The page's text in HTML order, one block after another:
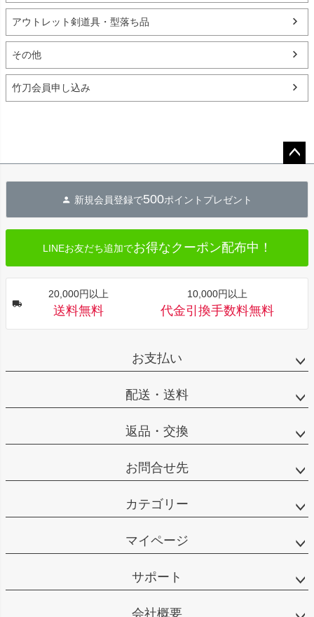
アウトレット剣道具・型落ち品
その他
竹刀会員申し込み
へ
新規会員登録で500ポイントプレゼント
LINEお友だち追加でお得なクーポン配布中！
20,000円以上
送料無料
10,000円以上
代金引換手数料無料
お支払い
配送・送料
返品・交換
お問合せ先
カテゴリー
マイページ
サポート
会社概要